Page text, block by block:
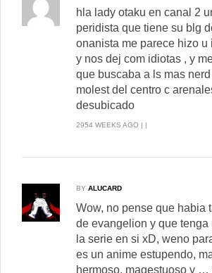
hla lady otaku en canal 2
peridista que tiene su blg
onanista me parece hizo u
y nos dej com idiotas , y
que buscaba a ls mas
molest del centro c
desubicado
2954 WEEKS AGO | |
BY ALUCARD
Wow, no pense que habia
de evangelion y que tenga
la serie en si xD, weno
es un anime estupendo,
hermoso, magestuoso y …